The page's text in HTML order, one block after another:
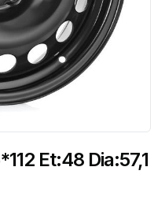
Et:48 Dia:57,1